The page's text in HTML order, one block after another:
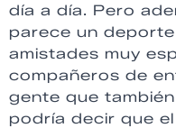
día a día. Pero
parece un
amistades muy
compañeros de
gente que
podría decir que